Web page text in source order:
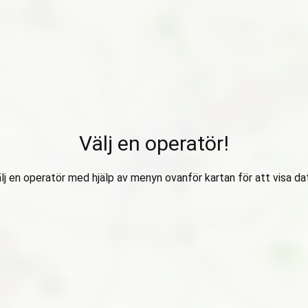
Välj en operatör!
en operatör med hjälp av menyn ovanför kartan för att visa